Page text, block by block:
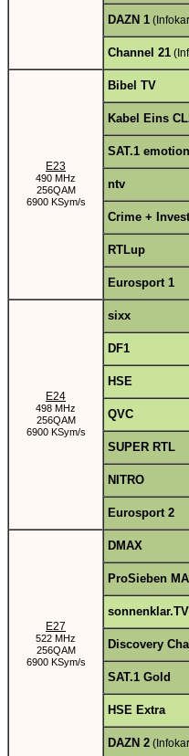
DAZN 1
Channel 21
E23
490 MHz
256QAM
6900 KSym/s
Bibel TV
Kabel Eins
SAT.1
ntv
Crime +
RTLup
Eurosport 1
E24
498 MHz
256QAM
6900 KSym/s
sixx
DF1
HSE
QVC
SUPER RTL
NITRO
Eurosport 2
E27
522 MHz
256QAM
6900 KSym/s
DMAX
ProSieben
sonnenklar.TV
Discovery
SAT.1 Gold
HSE Extra
DAZN 2